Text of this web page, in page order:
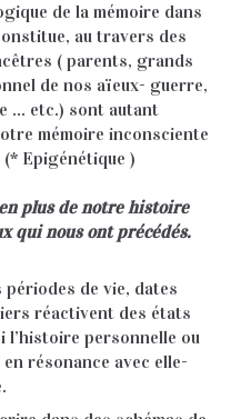
de la mémoire dans
au travers des
( parents, grands
de nos aïeux- guerre,
... etc.) sont autant
mémoire inconsciente
Epigénétique )
plus de notre histoire
qui nous ont précédés.
de vie, dates
réactivent des états
l’histoire personnelle ou
résonance avec elle-